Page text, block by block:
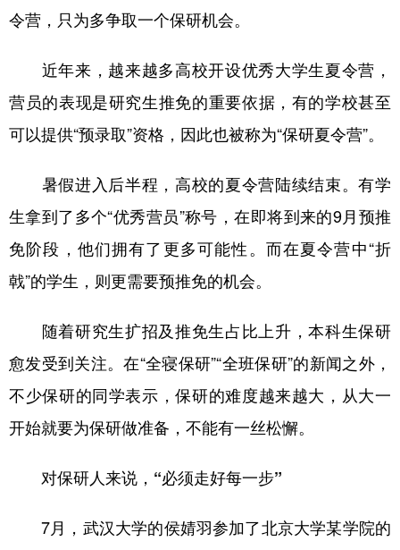
学术中国 乡村振兴 银龄
城市 旅游 能源 会展
彩票 娱乐 时尚 悦读
公益 一带一路 亚太网 上市公司
文化产业
地方频道
北京 天津 河北
辽宁 吉林 上海 江苏
浙江 安徽 福建 江西
山东 河南 湖北 湖南
广东 广西 海南
四川 贵州 云南
令营，只为多争取一个保研机会。
近年来，越来越多高校开设优秀大学生夏令营，
营员的表现是研究生推免的重要依据，有的学校甚至
可以提供“预录取”资格，因此也被称为“保研夏令营”。
暑假进入后半程，高校的夏令营陆续结束。有学
生拿到了多个“优秀营员”称号，在即将到来的9月预推
免阶段，他们拥有了更多可能性。而在夏令营中“折
戟”的学生，则更需要预推免的机会。
随着研究生扩招及推免生占比上升，本科生保研
愈发受到关注。在“全寝保研”“全班保研”的新闻之外，
不少保研的同学表示，保研的难度越来越大，从大一
开始就要为保研做准备，不能有一丝松懈。
对保研人来说，“必须走好每一步”
7月，武汉大学的侯婧羽参加了北京大学某学院的